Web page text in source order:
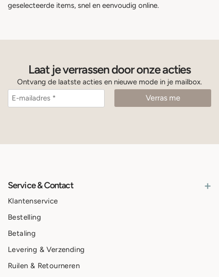
geselecteerde items, snel en eenvoudig online.
Laat je verrassen door onze acties
Ontvang de laatste acties en nieuwe mode in je mailbox.
Service & Contact +
Klantenservice
Bestelling
Betaling
Levering & Verzending
Ruilen & Retourneren